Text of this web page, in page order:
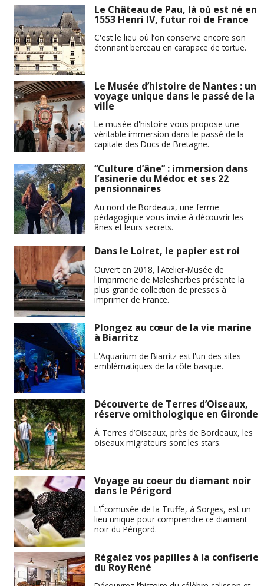
Le Château de Pau, là où est né en
1553 Henri IV, futur roi de France
C'est le lieu où l’on conserve encore son
étonnant berceau en carapace de tortue.
Le Musée d’histoire de Nantes : un
voyage unique dans le passé de la
ville
Le musée d'histoire vous propose une
véritable immersion dans le passé de la
capitale des Ducs de Bretagne.
‘‘Culture d’âne’’ : immersion dans
l’asinerie du Médoc et ses 22
pensionnaires
Au nord de Bordeaux, une ferme
pédagogique vous invite à découvrir les
ânes et leurs secrets.
Dans le Loiret, le papier est roi
Ouvert en 2018, l'Atelier-Musée de
l'Imprimerie de Malesherbes présente la
plus grande collection de presses à
imprimer de France.
Plongez au cœur de la vie marine
à Biarritz
L'Aquarium de Biarritz est l'un des sites
emblématiques de la côte basque.
Découverte de Terres d’Oiseaux,
réserve ornithologique en Gironde
À Terres d’Oiseaux, près de Bordeaux, les
oiseaux migrateurs sont les stars.
Voyage au coeur du diamant noir
dans le Périgord
L'Écomusée de la Truffe, à Sorges, est un
lieu unique pour comprendre ce diamant
noir du Périgord.
Régalez vos papilles à la confiserie
du Roy René